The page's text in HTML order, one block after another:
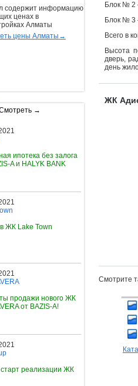
Блок № 2
Блок № 3
Всего в
Высота
дверь,
день
ЖК
Смотрите
содержит информацию
ценах в
Алматы
цены Алматы→
→
ипотека без залога
A и HALYK BANK
ЖК Lake Town
продажи нового ЖК
от BAZIS-A!
реализации ЖК